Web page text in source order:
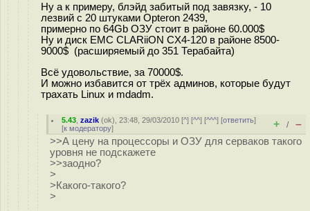
Ну а к примеру, блэйд забитый под завязку, - 10
лезвий c 20 штуками Opteron 2439,
примерно по 64Gb ОЗУ стоит в районе 60.000$
Ну и диск EMC CLARiiON CX4-120 в районе 8500-
9000$ (расширяемый до 351 Терабайта)
Всё удовольствие, за 70000$.
И можно избавится от трёх админов, которые будут
трахать Linux и mdadm.
5.43 ,zazik (ok), 23:48, 29/03/2010 [^] [^^] [^^^] [ответить]
[к модератору] + / –
>>А цену на процессоры и ОЗУ для серваков такого
уровня не подскажете
>>заодно?
>
>Какого-такого?
>